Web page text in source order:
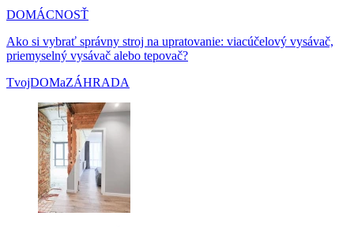
DOMÁCNOSŤ
Ako si vybrať správny stroj na upratovanie: viacúčelový vysávač,
priemyselný vysávač alebo tepovač?
TvojDOMaZÁHRADA